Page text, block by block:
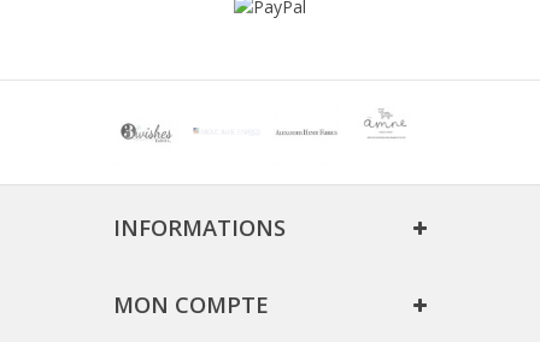
INFORMATIONS
MON COMPTE